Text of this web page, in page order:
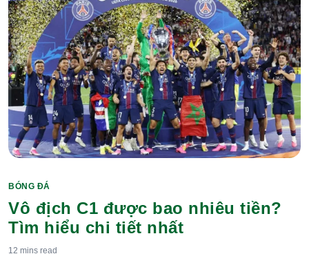
Categories
BÓNG ĐÁ
Vô địch C1 được bao nhiêu tiền?
Tìm hiểu chi tiết nhất
12 mins read